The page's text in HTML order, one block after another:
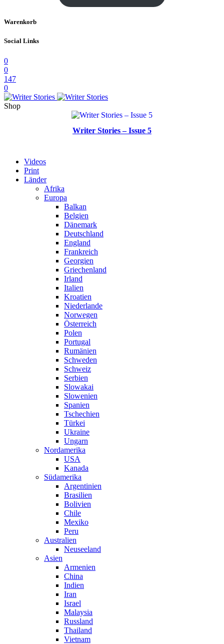
Warenkorb
Social Links
0
0
147
0
Shop
Writer Stories – Issue 5
Videos
Print
Länder
Afrika
Europa
Balkan
Belgien
Dänemark
Deutschland
England
Frankreich
Georgien
Griechenland
Irland
Italien
Kroatien
Niederlande
Norwegen
Österreich
Polen
Portugal
Rumänien
Schweden
Schweiz
Serbien
Slowakai
Slowenien
Spanien
Tschechien
Türkei
Ukraine
Ungarn
Nordamerika
USA
Kanada
Südamerika
Argentinien
Brasilien
Bolivien
Chile
Mexiko
Peru
Australien
Neuseeland
Asien
Armenien
China
Indien
Iran
Israel
Malaysia
Russland
Thailand
Vietnam